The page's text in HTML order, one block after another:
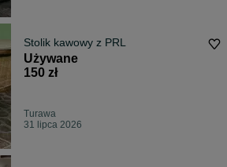
Stolik kawowy z PRL
Używane
150 zł
Turawa
31 lipca 2026